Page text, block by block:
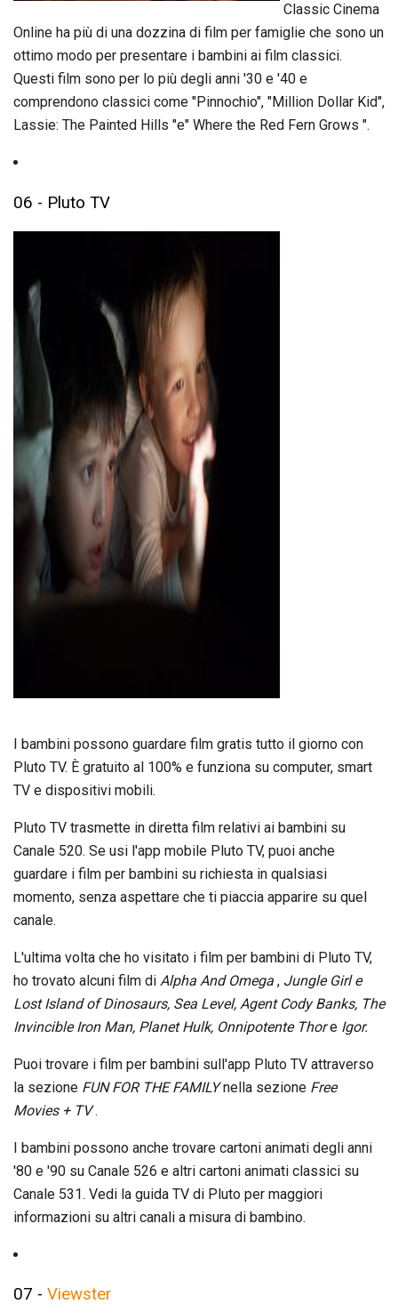
Classic Cinema
Online ha più di una dozzina di film per famiglie che sono un
ottimo modo per presentare i bambini ai film classici.
Questi film sono per lo più degli anni '30 e '40 e
comprendono classici come "Pinnochio", "Million Dollar Kid",
Lassie: The Painted Hills "e" Where the Red Fern Grows ".
06 - Pluto TV
ad
I bambini possono guardare film gratis tutto il giorno con
Pluto TV. È gratuito al 100% e funziona su computer, smart
TV e dispositivi mobili.
Pluto TV trasmette in diretta film relativi ai bambini su
Canale 520. Se usi l'app mobile Pluto TV, puoi anche
guardare i film per bambini su richiesta in qualsiasi
momento, senza aspettare che ti piaccia apparire su quel
canale.
L'ultima volta che ho visitato i film per bambini di Pluto TV,
ho trovato alcuni film di Alpha And Omega , Jungle Girl e
Lost Island of Dinosaurs, Sea Level, Agent Cody Banks, The
Invincible Iron Man, Planet Hulk, Onnipotente Thore Igor.
Puoi trovare i film per bambini sull'app Pluto TV attraverso
la sezione FUN FOR THE FAMILYnella sezione Free
Movies + TV.
I bambini possono anche trovare cartoni animati degli anni
'80 e '90 su Canale 526 e altri cartoni animati classici su
Canale 531. Vedi la guida TV di Pluto per maggiori
informazioni su altri canali a misura di bambino.
07 - Viewster